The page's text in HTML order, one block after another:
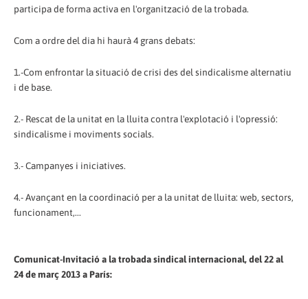
participa de forma activa en l'organització de la trobada.
Com a ordre del dia hi haurà 4 grans debats:
1.-Com enfrontar la situació de crisi des del sindicalisme alternatiu
i de base.
2.- Rescat de la unitat en la lluita contra l'explotació i l'opressió:
sindicalisme i moviments socials.
3.- Campanyes i iniciatives.
4.- Avançant en la coordinació per a la unitat de lluita: web, sectors,
funcionament,...
Comunicat-Invitació a la trobada sindical internacional, del 22 al
24 de març 2013 a París: